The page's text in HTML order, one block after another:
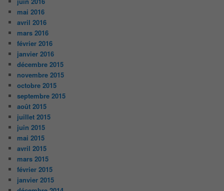
mai 2016
avril 2016
mars 2016
février 2016
janvier 2016
décembre 2015
novembre 2015
octobre 2015
septembre 2015
août 2015
juillet 2015
juin 2015
mai 2015
avril 2015
mars 2015
février 2015
janvier 2015